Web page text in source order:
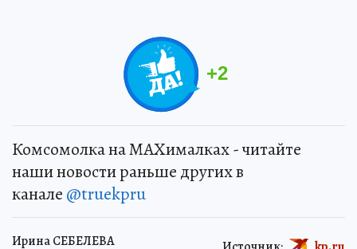
+2
Комсомолка на MAXималках - читайте
наши новости раньше других в
канале @truekpru
Ирина СЕБЕЛЕВА